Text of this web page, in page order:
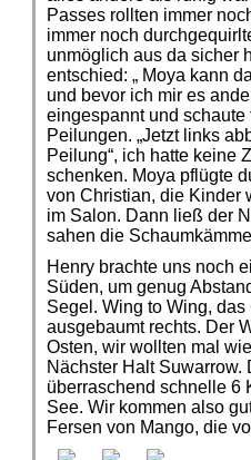
Passes rollten immer
immer noch
unmöglich aus da sicher
entschied: „ Moya kann
und bevor ich mir es
eingespannt und
Peilungen. „Jetzt links
Peilung“, ich hatte keine
schenken. Moya pflügte
von Christian, die Kinder
im Salon. Dann ließ der
sahen die
Henry brachte uns noch
Süden, um genug
Segel. Wing to Wing,
ausgebaumt rechts. Der
Osten, wir wollten mal
Nächster Halt Suwarrow.
überraschend schnelle 6
See. Wir kommen also
Fersen von Mango, die